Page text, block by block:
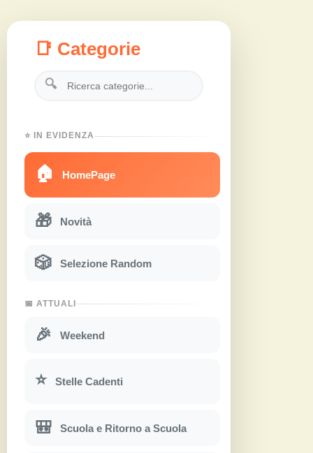
📑 Categorie
🔍
⭐ IN EVIDENZA
🏠 HomePage
🎁 Novità
🎲 Selezione Random
📅 ATTUALI
🎉 Weekend
⭐ Stelle Cadenti
🎒 Scuola e Ritorno a Scuola